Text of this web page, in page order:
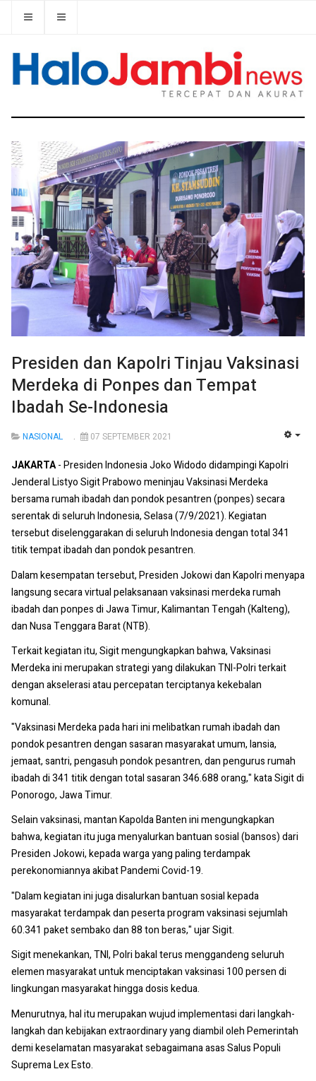
Presiden dan Kapolri Tinjau Vaksinasi
Merdeka di Ponpes dan Tempat
Ibadah Se-Indonesia
NASIONAL 07 SEPTEMBER 2021
JAKARTA- Presiden Indonesia Joko Widodo didampingi Kapolri
Jenderal Listyo Sigit Prabowo meninjau Vaksinasi Merdeka
bersama rumah ibadah dan pondok pesantren (ponpes) secara
serentak di seluruh Indonesia, Selasa (7/9/2021). Kegiatan
tersebut diselenggarakan di seluruh Indonesia dengan total 341
titik tempat ibadah dan pondok pesantren.
Dalam kesempatan tersebut, Presiden Jokowi dan Kapolri menyapa
langsung secara virtual pelaksanaan vaksinasi merdeka rumah
ibadah dan ponpes di Jawa Timur, Kalimantan Tengah (Kalteng),
dan Nusa Tenggara Barat (NTB).
Terkait kegiatan itu, Sigit mengungkapkan bahwa, Vaksinasi
Merdeka ini merupakan strategi yang dilakukan TNI-Polri terkait
dengan akselerasi atau percepatan terciptanya kekebalan
komunal.
"Vaksinasi Merdeka pada hari ini melibatkan rumah ibadah dan
pondok pesantren dengan sasaran masyarakat umum, lansia,
jemaat, santri, pengasuh pondok pesantren, dan pengurus rumah
ibadah di 341 titik dengan total sasaran 346.688 orang," kata Sigit di
Ponorogo, Jawa Timur.
Selain vaksinasi, mantan Kapolda Banten ini mengungkapkan
bahwa, kegiatan itu juga menyalurkan bantuan sosial (bansos) dari
Presiden Jokowi, kepada warga yang paling terdampak
perekonomiannya akibat Pandemi Covid-19.
"Dalam kegiatan ini juga disalurkan bantuan sosial kepada
masyarakat terdampak dan peserta program vaksinasi sejumlah
60.341 paket sembako dan 88 ton beras," ujar Sigit.
Sigit menekankan, TNI, Polri bakal terus menggandeng seluruh
elemen masyarakat untuk menciptakan vaksinasi 100 persen di
lingkungan masyarakat hingga dosis kedua.
Menurutnya, hal itu merupakan wujud implementasi dari langkah-
langkah dan kebijakan extraordinary yang diambil oleh Pemerintah
demi keselamatan masyarakat sebagaimana asas Salus Populi
Suprema Lex Esto.